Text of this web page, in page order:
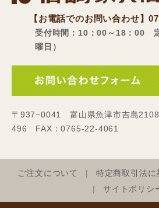
【お電話でのお問い合わせ】
受付時間：10：00～18：00
曜日）
〒937−0041 富山県魚津市吉島
496 FAX：0765-22-4061
ご注文について 特定商取引法に
サイトポリシ